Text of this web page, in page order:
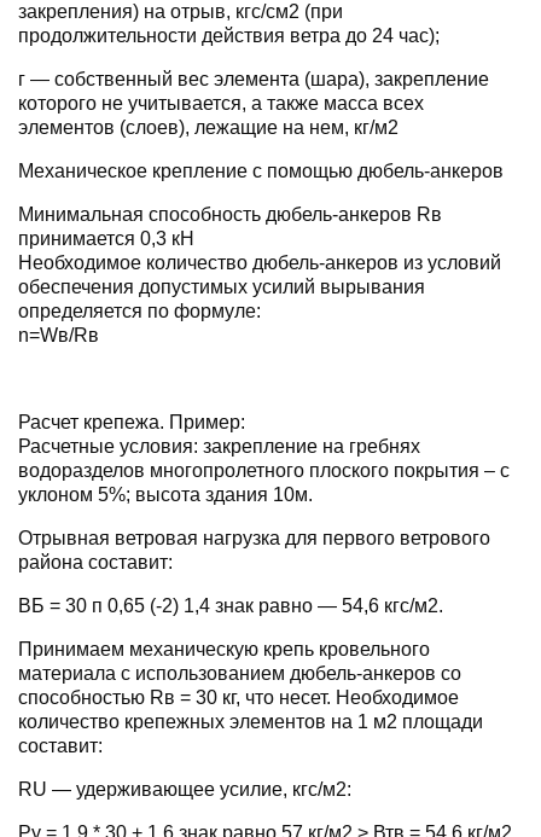
закрепления) на отрыв, кгс/см2 (при
продолжительности действия ветра до 24 час);
г — собственный вес элемента (шара), закрепление
которого не учитывается, а также масса всех
элементов (слоев), лежащие на нем, кг/м2
Механическое крепление с помощью дюбель-анкеров
Минимальная способность дюбель-анкеров Rв
принимается 0,3 кН
Необходимое количество дюбель-анкеров из условий
обеспечения допустимых усилий вырывания
определяется по формуле:
n=Wв/Rв
Расчет крепежа. Пример:
Расчетные условия: закрепление на гребнях
водоразделов многопролетного плоского покрытия – с
уклоном 5%; высота здания 10м.
Отрывная ветровая нагрузка для первого ветрового
района составит:
ВБ = 30 п 0,65 (-2) 1,4 знак равно — 54,6 кгс/м2.
Принимаем механическую крепь кровельного
материала с использованием дюбель-анкеров со
способностью Rв = 30 кг, что несет. Необходимое
количество крепежных элементов на 1 м2 площади
составит:
RU — удерживающее усилие, кгс/м2: